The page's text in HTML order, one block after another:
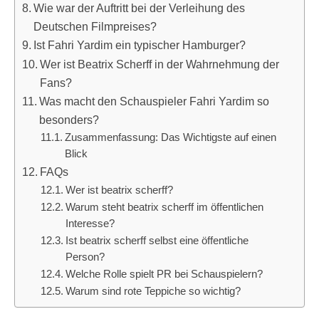
Wie war der Auftritt bei der Verleihung des
Deutschen Filmpreises?
Ist Fahri Yardim ein typischer Hamburger?
Wer ist Beatrix Scherff in der Wahrnehmung der
Fans?
Was macht den Schauspieler Fahri Yardim so
besonders?
Zusammenfassung: Das Wichtigste auf einen
Blick
FAQs
Wer ist beatrix scherff?
Warum steht beatrix scherff im öffentlichen
Interesse?
Ist beatrix scherff selbst eine öffentliche
Person?
Welche Rolle spielt PR bei Schauspielern?
Warum sind rote Teppiche so wichtig?